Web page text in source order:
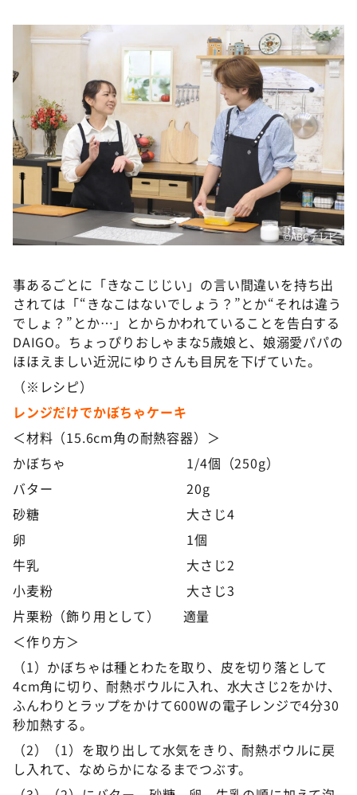
©ABCテレビ
事あるごとに「きなこじじい」の言い間違いを持ち出
されては「“きなこはないでしょう？”とか“それは違う
でしょ？”とか…」とからかわれていることを告白する
DAIGO。ちょっぴりおしゃまな5歳娘と、娘溺愛パパの
ほほえましい近況にゆりさんも目尻を下げていた。
（※レシピ）
レンジだけでかぼちゃケーキ
＜材料（15.6cm角の耐熱容器）＞
かぼちゃ 1/4個（250g）
バター 20g
砂糖 大さじ4
卵 1個
牛乳 大さじ2
小麦粉 大さじ3
片栗粉（飾り用として） 適量
＜作り方＞
（1）かぼちゃは種とわたを取り、皮を切り落として
4cm角に切り、耐熱ボウルに入れ、水大さじ2をかけ、
ふんわりとラップをかけて600Wの電子レンジで4分30
秒加熱する。
（2）（1）を取り出して水気をきり、耐熱ボウルに戻
し入れて、なめらかになるまでつぶす。